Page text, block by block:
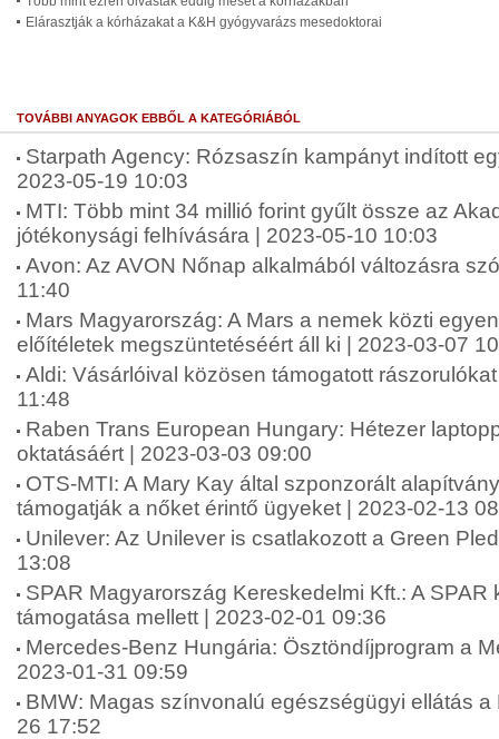
Elárasztják a kórházakat a K&H gyógyvarázs mesedoktorai
TOVÁBBI ANYAGOK EBBŐL A KATEGÓRIÁBÓL
Starpath Agency: Rózsaszín kampányt indított
2023-05-19 10:03
MTI: Több mint 34 millió forint gyűlt össze az
jótékonysági felhívására | 2023-05-10 10:03
Avon: Az AVON Nőnap alkalmából változásra
11:40
Mars Magyarország: A Mars a nemek közti
előítéletek megszüntetéséért áll ki | 2023-03-07
Aldi: Vásárlóival közösen támogatott
11:48
Raben Trans European Hungary: Hétezer
oktatásáért | 2023-03-03 09:00
OTS-MTI: A Mary Kay által szponzorált
támogatják a nőket érintő ügyeket | 2023-02-13
Unilever: Az Unilever is csatlakozott a Green
13:08
SPAR Magyarország Kereskedelmi Kft.: A SPAR
támogatása mellett | 2023-02-01 09:36
Mercedes-Benz Hungária: Ösztöndíjprogram a
2023-01-31 09:59
BMW: Magas színvonalú egészségügyi ellátás a
26 17:52